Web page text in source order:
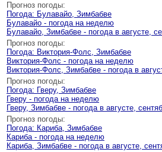
Прогноз погоды:
Погода: Булавайо, Зимбабве
Булавайо - погода на неделю
Булавайо, Зимбабве - погода в августе,
Прогноз погоды:
Погода: Виктория-Фолс, Зимбабве
Виктория-Фолс - погода на неделю
Виктория-Фолс, Зимбабве - погода в
Прогноз погоды:
Погода: Гверу, Зимбабве
Гверу - погода на неделю
Гверу, Зимбабве - погода в августе,
Прогноз погоды:
Погода: Кариба, Зимбабве
Кариба - погода на неделю
Кариба, Зимбабве - погода в августе,